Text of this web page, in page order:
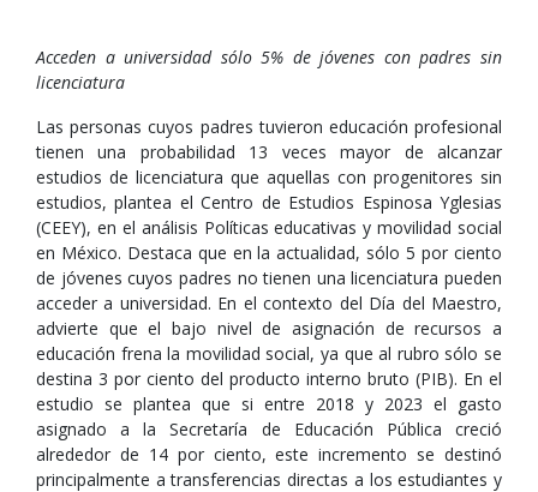
Acceden a universidad sólo 5% de jóvenes con padres sin
licenciatura
Las personas cuyos padres tuvieron educación profesional
tienen una probabilidad 13 veces mayor de alcanzar
estudios de licenciatura que aquellas con progenitores sin
estudios, plantea el Centro de Estudios Espinosa Yglesias
(CEEY), en el análisis Políticas educativas y movilidad social
en México. Destaca que en la actualidad, sólo 5 por ciento
de jóvenes cuyos padres no tienen una licenciatura pueden
acceder a universidad. En el contexto del Día del Maestro,
advierte que el bajo nivel de asignación de recursos a
educación frena la movilidad social, ya que al rubro sólo se
destina 3 por ciento del producto interno bruto (PIB). En el
estudio se plantea que si entre 2018 y 2023 el gasto
asignado a la Secretaría de Educación Pública creció
alrededor de 14 por ciento, este incremento se destinó
principalmente a transferencias directas a los estudiantes y